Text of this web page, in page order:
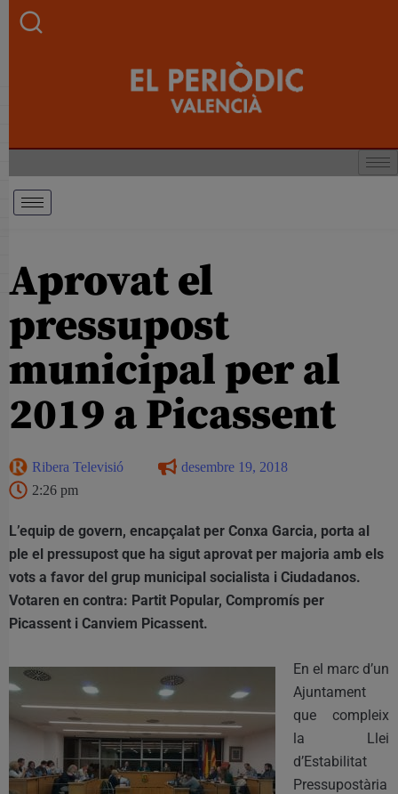
Aprovat el
pressupost
municipal per al
2019 a Picassent
Ribera Televisió
desembre 19, 2018
2:26 pm
L’equip de govern, encapçalat per Conxa Garcia, porta al
ple el pressupost que ha sigut aprovat per majoria amb els
vots a favor del grup municipal socialista i Ciudadanos.
Votaren en contra: Partit Popular, Compromís per
Picassent i Canviem Picassent.
En el marc d’un
Ajuntament
que compleix
la Llei
d’Estabilitat
Pressupostària